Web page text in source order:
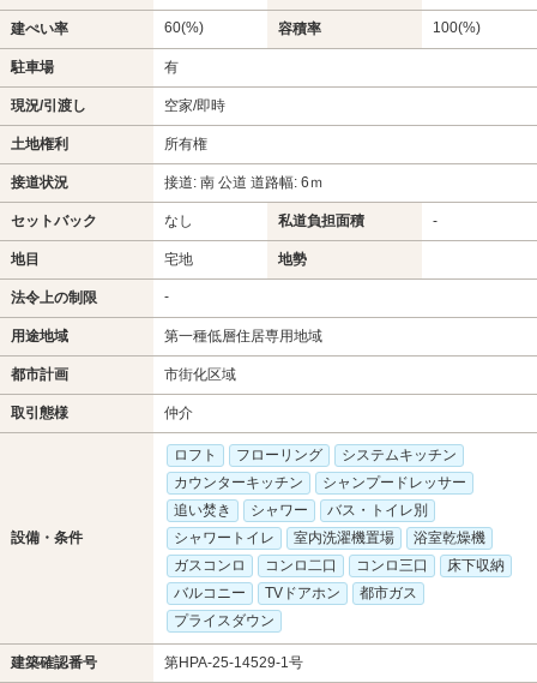
建ぺい率 60(%) 容積率 100(%)
駐車場 有
現況/引渡し 空家/即時
土地権利 所有権
接道状況 接道: 南 公道 道路幅: 6ｍ
セットバック なし 私道負担面積 -
地目 宅地 地勢
法令上の制限 -
用途地域 第一種低層住居専用地域
都市計画 市街化区域
取引態様 仲介
設備・条件
ロフト フローリング
システムキッチン
カウンターキッチン
シャンプードレッサー
追い焚き
シャワー
バス・トイレ別
シャワートイレ
室内洗濯機置場
浴室乾燥機
ガスコンロ
コンロ二口 コンロ三口
床下収納
バルコニー
TVドアホン
都市ガス
プライスダウン
建築確認番号 第HPA-25-14529-1号